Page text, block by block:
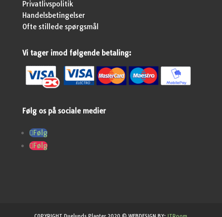
Privatlivspolitik
Handelsbetingelser
Ofte stillede spørgsmål
Vi tager imod følgende betaling:
Følg os på sociale medier
Følg
Følg